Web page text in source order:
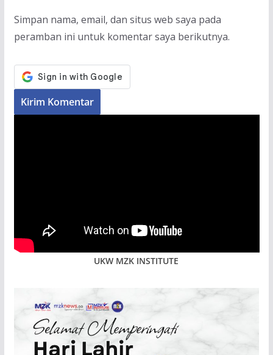
Simpan nama, email, dan situs web saya pada
peramban ini untuk komentar saya berikutnya.
UKW MZK INSTITUTE